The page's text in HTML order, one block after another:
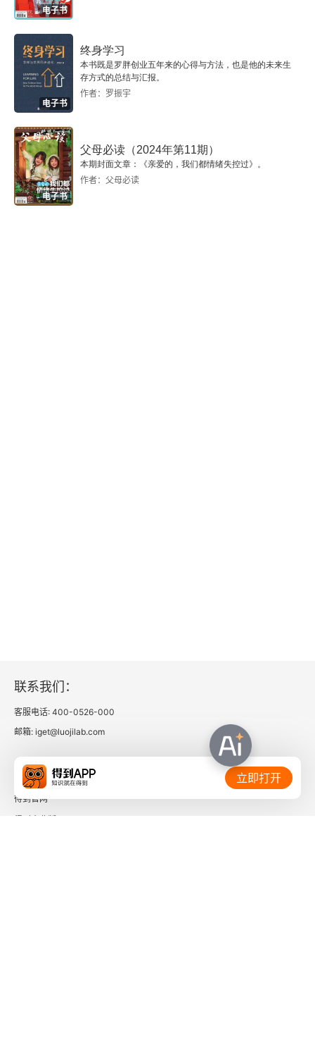
阿毛自己会吃饭
电子书
电子书
终身学习
本书既是罗胖创业五年来的心得与方法，也是他的未来生
存方式的总结与汇报。
作者：罗振宇
电子书
父母必读（2024年第11期）
本期封面文章：《亲爱的，我们都情绪失控过》。
作者：父母必读
联系我们：
客服电话: 400-0526-000
邮箱: iget@luojilab.com
相关链接：
得到官网
立即打开